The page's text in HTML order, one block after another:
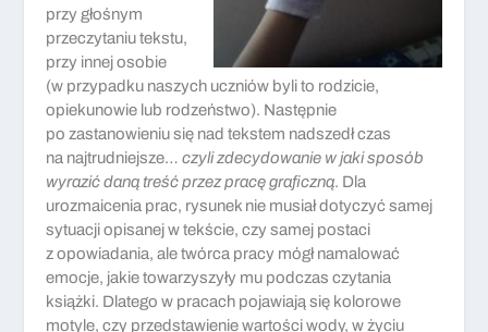
przy głośnym
przeczytaniu tekstu,
przy innej osobie
(w przypadku naszych uczniów byli to rodzicie,
opiekunowie lub rodzeństwo). Następnie
po zastanowieniu się nad tekstem nadszedł czas
na najtrudniejsze…czyli zdecydowanie w jaki sposób
wyrazić daną treść przez pracę graficzną. Dla
urozmaicenia prac, rysunek nie musiał dotyczyć samej
sytuacji opisanej w tekście, czy samej postaci
z opowiadania, ale twórca pracy mógł namalować
emocje, jakie towarzyszyły mu podczas czytania
książki. Dlatego w pracach pojawiają się kolorowe
motyle, czy przedstawienie wartości wody, w życiu